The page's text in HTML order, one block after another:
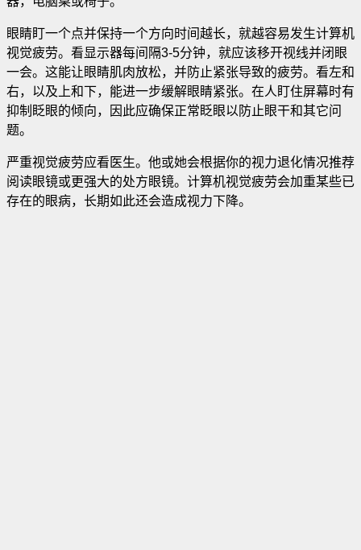
眼睛盯一个点并保持一个方向时间越长，就越容易发生计算机
视觉疲劳。看显示器每间隔3-5分钟，就应该移开视线并闭眼
一会。这能让眼睛肌肉放松，并防止紧张导致的疲劳。看左和
右，以及上和下，能进一步缓解眼睛紧张。在人盯住屏幕时有
抑制眨眼的倾向，因此应确保正常眨眼以防止眼干和其它问
题。
严重视觉疲劳应看医生。他或她会根据你的视力退化情况推荐
阅读眼镜或更强大的处方眼镜。计算机视觉疲劳会加重某些已
存在的眼病，长期如此还会造成视力下降。